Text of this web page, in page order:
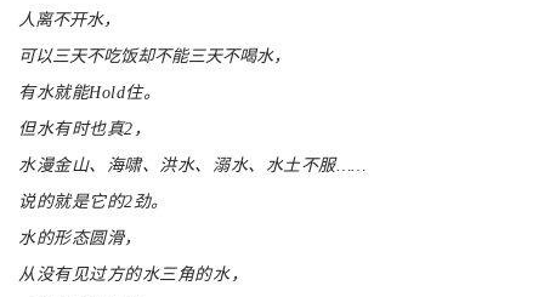
人离不开水，
可以三天不吃饭却不能三天不喝水，
有水就能Hold住。
但水有时也真2，
水漫金山、海啸、洪水、溺水、水土不服……
说的就是它的2劲。
水的形态圆滑，
从没有见过方的水三角的水，